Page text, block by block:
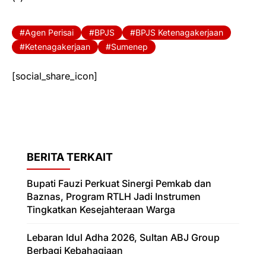
Agen Perisai BPJS
BPJS Ketenagakerjaan
Ketenagakerjaan
Sumenep
[social_share_icon]
BERITA TERKAIT
Bupati Fauzi Perkuat Sinergi Pemkab dan
Baznas, Program RTLH Jadi Instrumen
Tingkatkan Kesejahteraan Warga
Lebaran Idul Adha 2026, Sultan ABJ Group
Berbagi Kebahagiaan